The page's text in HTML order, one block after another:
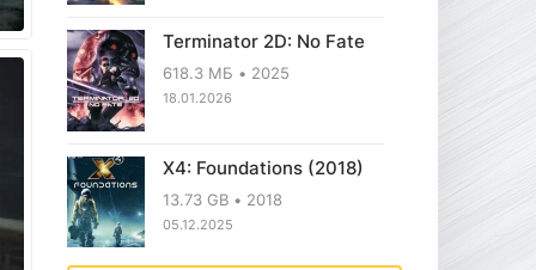
Terminator 2D: No Fate
618.3 МБ 2025
18.01.2026
X4: Foundations (2018)
13.73 GB 2018
05.12.2025